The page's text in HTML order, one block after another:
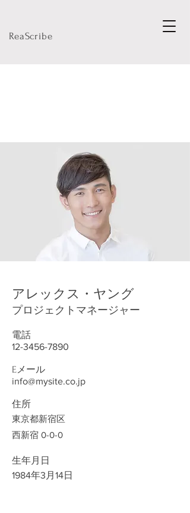
ReaScribe
アレックス・ヤング
プロジェクトマネージャー
電話
12-3456-7890
Eメール
info@mysite.co.jp
住所
東京都新宿区
西新宿 0-0-0
生年月日
1984年3月14日